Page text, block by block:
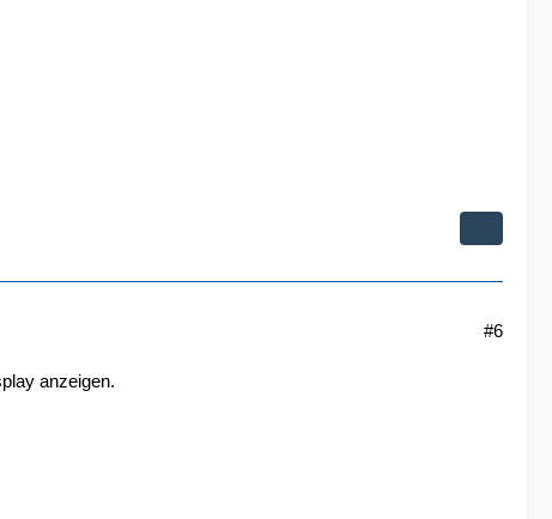
#6
anzeigen.